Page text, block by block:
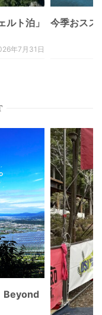
ト泊」
年7月31日
今季おスス
Beyond